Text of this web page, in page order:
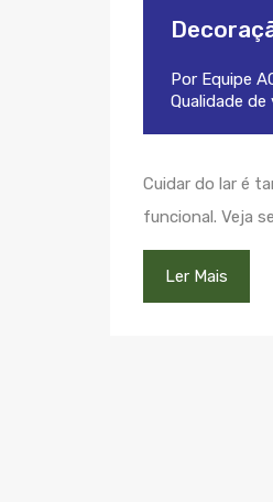
Por Equipe
Qualidade de
Cuidar do lar é
funcional. Veja
Ler Mais